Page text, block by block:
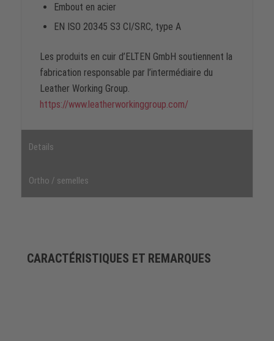
Embout en acier
EN ISO 20345 S3 CI/SRC, type A
Les produits en cuir d’ELTEN GmbH soutiennent la
fabrication responsable par l’intermédiaire du
Leather Working Group.
https://www.leatherworkinggroup.com/
Details
Ortho / semelles
CARACTÉRISTIQUES ET REMARQUES